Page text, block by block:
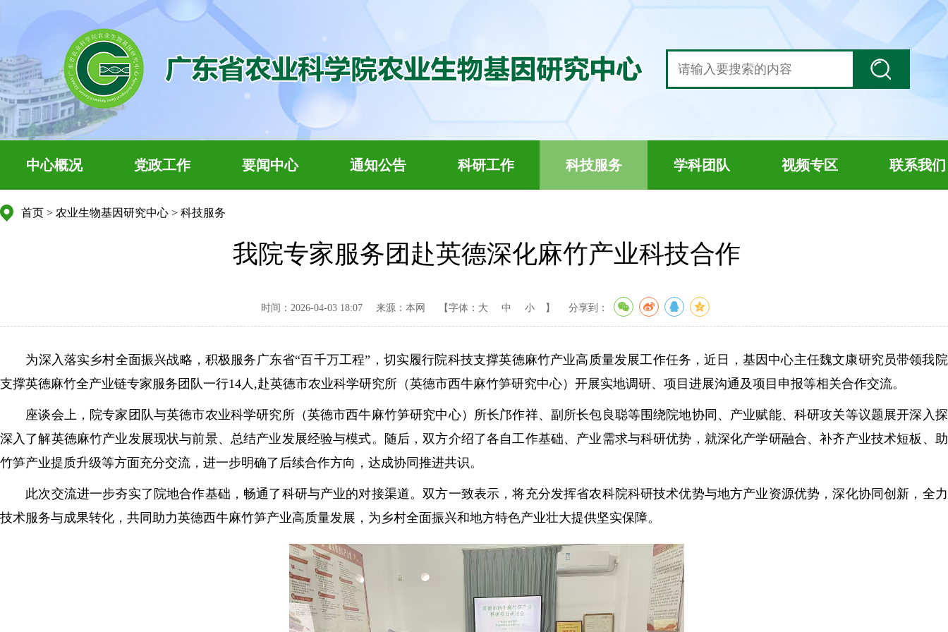
中心概况 党政工作 要闻中心 通知公告 科研工作 科技服务 学科团队 视频专区 联系我们
首页 > 农业生物基因研究中心 > 科技服务
我院专家服务团赴英德深化麻竹产业科技合作
时间：2026-04-03 18:07 来源：本网 【字体： 大 中 小 】 分享到：
为深入落实乡村全面振兴战略，积极服务广东省“百千万工程”，切实履行院科技支撑英德麻竹产业高质量发展工作任务，近日，基因中心主任魏文康研究员带领我
支撑英德麻竹全产业链专家服务团队一行14人,赴英德市农业科学研究所（英德市西牛麻竹笋研究中心）开展实地调研、项目进展沟通及项目申报等相关合作交流。
座谈会上，院专家团队与英德市农业科学研究所（英德市西牛麻竹笋研究中心）所长邝作祥、副所长包良聪等围绕院地协同、产业赋能、科研攻关等议题展开深入
深入了解英德麻竹产业发展现状与前景、总结产业发展经验与模式。随后，双方介绍了各自工作基础、产业需求与科研优势，就深化产学研融合、补齐产业技术短板、
竹笋产业提质升级等方面充分交流，进一步明确了后续合作方向，达成协同推进共识。
此次交流进一步夯实了院地合作基础，畅通了科研与产业的对接渠道。双方一致表示，将充分发挥省农科院科研技术优势与地方产业资源优势，深化协同创新，全
技术服务与成果转化，共同助力英德西牛麻竹笋产业高质量发展，为乡村全面振兴和地方特色产业壮大提供坚实保障。